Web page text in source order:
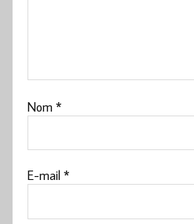
Nom*
E-mail*